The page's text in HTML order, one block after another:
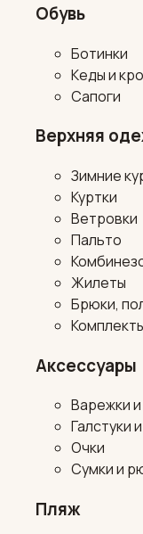
Обувь
Ботинки
Кеды и
Сапоги
Верхняя
Зимние
Куртки
Ветровки
Пальто
Жилеты
Брюки,
Аксессуары
Варежки
Галстуки
Очки
Сумки и
Пляж